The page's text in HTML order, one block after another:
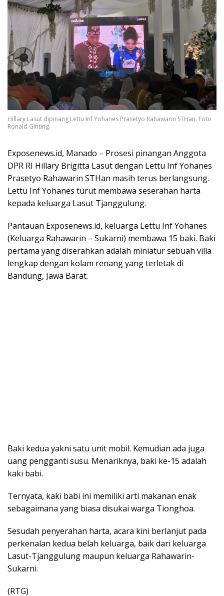
Hillary Lasut dipinang Lettu Inf Yohanes Prasetyo Rahawarin STHan. Foto
Ronald Ginting.
Exposenews.id, Manado – Prosesi pinangan Anggota
DPR RI Hillary Brigitta Lasut dengan Lettu Inf Yohanes
Prasetyo Rahawarin STHan masih terus berlangsung.
Lettu Inf Yohanes turut membawa seserahan harta
kepada keluarga Lasut Tjanggulung.
Pantauan Exposenews.id, keluarga Lettu Inf Yohanes
(Keluarga Rahawarin – Sukarni) membawa 15 baki. Baki
pertama yang diserahkan adalah miniatur sebuah villa
lengkap dengan kolam renang yang terletak di
Bandung, Jawa Barat.
Baki kedua yakni satu unit mobil. Kemudian ada juga
uang pengganti susu. Menariknya, baki ke-15 adalah
kaki babi.
Ternyata, kaki babi ini memiliki arti makanan enak
sebagaimana yang biasa disukai warga Tionghoa.
Sesudah penyerahan harta, acara kini berlanjut pada
perkenalan kedua belah keluarga, baik dari keluarga
Lasut-Tjanggulung maupun keluarga Rahawarin-
Sukarni.
(RTG)